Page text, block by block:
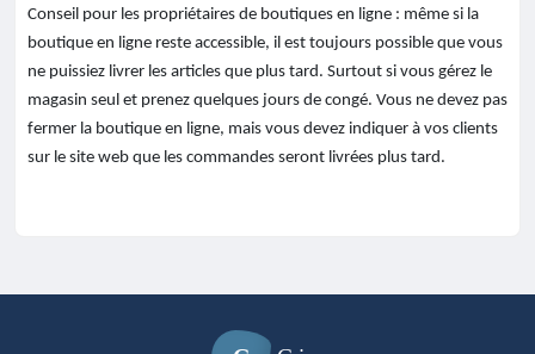
Conseil pour les propriétaires de boutiques en ligne : même si la
boutique en ligne reste accessible, il est toujours possible que vous
ne puissiez livrer les articles que plus tard. Surtout si vous gérez le
magasin seul et prenez quelques jours de congé. Vous ne devez pas
fermer la boutique en ligne, mais vous devez indiquer à vos clients
sur le site web que les commandes seront livrées plus tard.